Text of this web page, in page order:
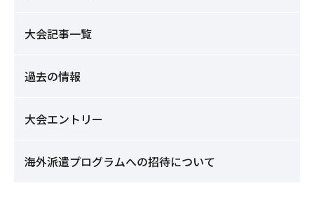
大会記事一覧
過去の情報
大会エントリー
海外派遣プログラムへの招待について